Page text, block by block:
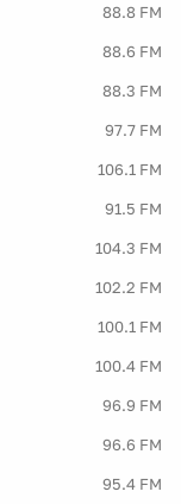
88.8 FM
88.6 FM
88.3 FM
97.7 FM
106.1 FM
91.5 FM
104.3 FM
102.2 FM
100.1 FM
100.4 FM
96.9 FM
96.6 FM
95.4 FM